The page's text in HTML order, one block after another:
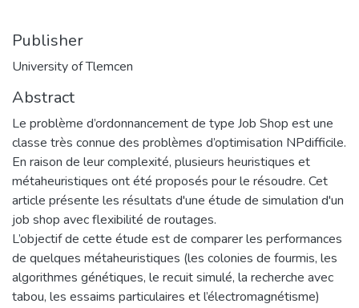
Publisher
University of Tlemcen
Abstract
Le problème d’ordonnancement de type Job Shop est une
classe très connue des problèmes d’optimisation NPdifficile.
En raison de leur complexité, plusieurs heuristiques et
métaheuristiques ont été proposés pour le résoudre. Cet
article présente les résultats d'une étude de simulation d'un
job shop avec flexibilité de routages.
L’objectif de cette étude est de comparer les performances
de quelques métaheuristiques (les colonies de fourmis, les
algorithmes génétiques, le recuit simulé, la recherche avec
tabou, les essaims particulaires et l’électromagnétisme)